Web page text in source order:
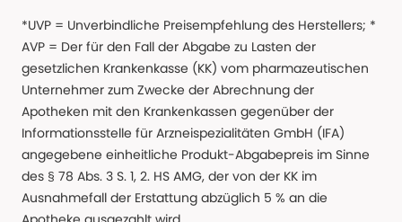
*UVP = Unverbindliche Preisempfehlung des Herstellers; *
AVP = Der für den Fall der Abgabe zu Lasten der
gesetzlichen Krankenkasse (KK) vom pharmazeutischen
Unternehmer zum Zwecke der Abrechnung der
Apotheken mit den Krankenkassen gegenüber der
Informationsstelle für Arzneispezialitäten GmbH (IFA)
angegebene einheitliche Produkt-Abgabepreis im Sinne
des § 78 Abs. 3 S. 1, 2. HS AMG, der von der KK im
Ausnahmefall der Erstattung abzüglich 5 % an die